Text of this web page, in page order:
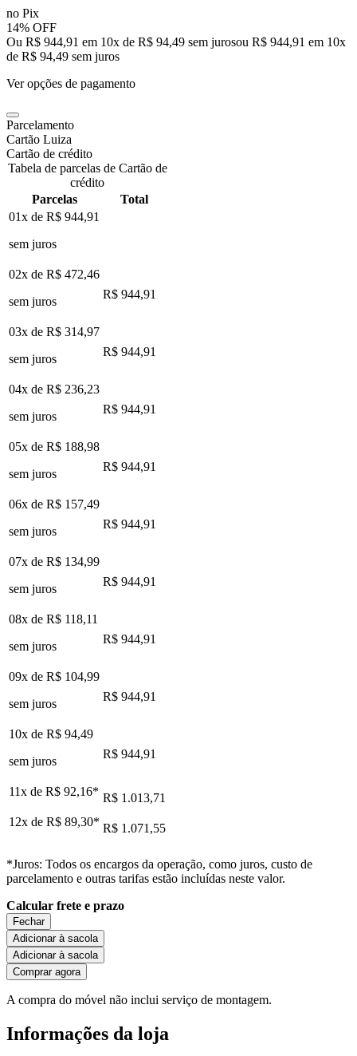
no Pix
14% OFF
Ou R$ 944,91 em 10x de R$ 94,49 sem jurosou R$ 944,91 em 10x
de R$ 94,49 sem juros
Ver opções de pagamento
Parcelamento
Cartão Luiza
Cartão de crédito
Tabela de parcelas de Cartão de
crédito
Parcelas
Total
01x de R$ 944,91
sem juros
02x de R$ 472,46
sem juros
R$ 944,91
03x de R$ 314,97
sem juros
R$ 944,91
04x de R$ 236,23
sem juros
R$ 944,91
05x de R$ 188,98
sem juros
R$ 944,91
06x de R$ 157,49
sem juros
R$ 944,91
07x de R$ 134,99
sem juros
R$ 944,91
08x de R$ 118,11
sem juros
R$ 944,91
09x de R$ 104,99
sem juros
R$ 944,91
10x de R$ 94,49
sem juros
R$ 944,91
11x de R$ 92,16* R$ 1.013,71
12x de R$ 89,30* R$ 1.071,55
*Juros: Todos os encargos da operação, como juros, custo de
parcelamento e outras tarifas estão incluídas neste valor.
Calcular frete e prazo
Fechar
Adicionar à sacola
Adicionar à sacola
Comprar agora
A compra do móvel não inclui serviço de montagem.
Informações da loja